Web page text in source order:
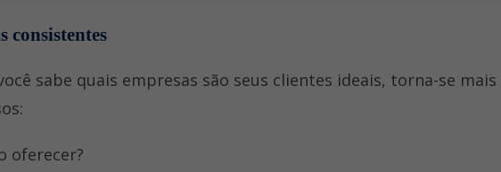
consistentes
sabe quais empresas são seus clientes ideais, torna-se mais
oferecer?